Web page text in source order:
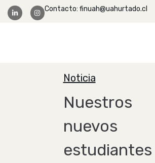
Contacto: finuah@uahurtado.cl
Noticia
Nuestros
nuevos
estudiantes